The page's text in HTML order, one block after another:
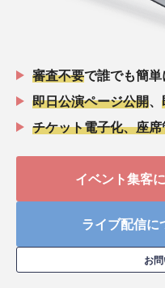
審査不要で誰でも簡単
即日公演ページ公開
チケット電子化、座
イベント集客
ライブ配信に
お